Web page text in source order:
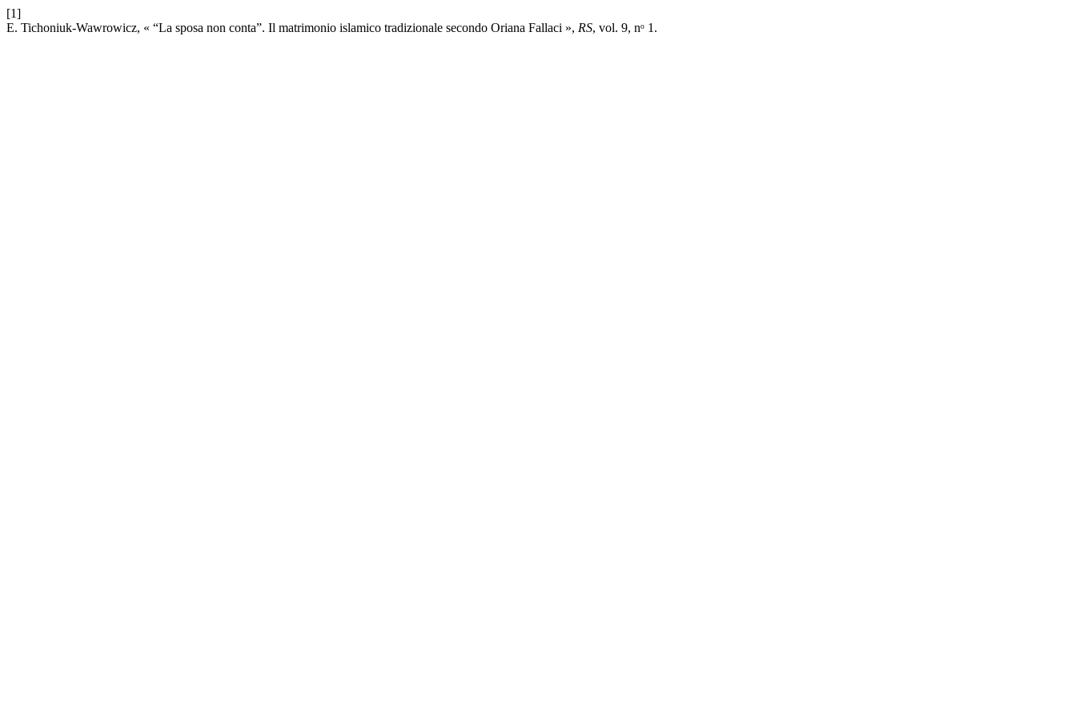
[1]
E. Tichoniuk-Wawrowicz, « “La sposa non conta”. Il matrimonio islamico tradizionale secondo Oriana Fallaci », RS, vol. 9, nᵒ 1.